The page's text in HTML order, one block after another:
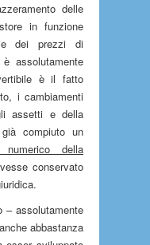
delle
in funzione
dei prezzi di
assolutamente
è il fatto
i cambiamenti
assetti e della
compiuto un
numerico della
conservato
– assolutamente
abbastanza